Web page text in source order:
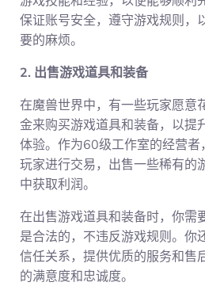
保证账号安全，遵守游戏规则，
要的麻烦。
2. 出售游戏道具和装备
在魔兽世界中，有一些玩家愿意
金来购买游戏道具和装备，以提
体验。作为60级工作室的经营者
玩家进行交易，出售一些稀有的
中获取利润。
在出售游戏道具和装备时，你需
是合法的，不违反游戏规则。你
信任关系，提供优质的服务和售
的满意度和忠诚度。